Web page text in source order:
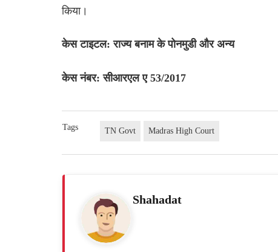
किया।
केस टाइटल: राज्य बनाम के पोनमुडी और अन्य
केस नंबर: सीआरएल ए 53/2017
Tags TN Govt Madras High Court
Shahadat